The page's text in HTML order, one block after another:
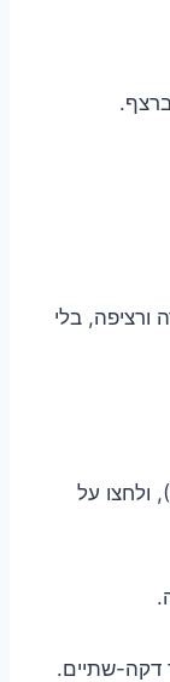
ורציפה, בלי
ולחצו על
דקה-שתיים.